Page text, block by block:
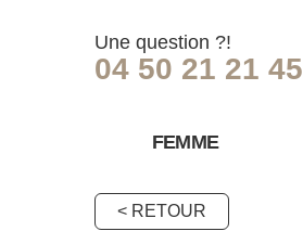
Une question ?!
04 50 21 21 45
FEMME
< RETOUR